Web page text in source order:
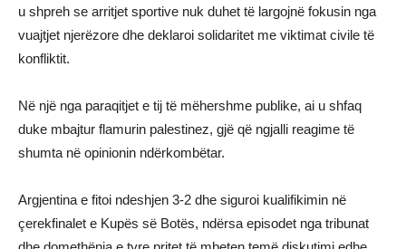
u shpreh se arritjet sportive nuk duhet të largojnë fokusin nga
vuajtjet njerëzore dhe deklaroi solidaritet me viktimat civile të
konfliktit.
Në një nga paraqitjet e tij të mëhershme publike, ai u shfaq
duke mbajtur flamurin palestinez, gjë që ngjalli reagime të
shumta në opinionin ndërkombëtar.
Argjentina e fitoi ndeshjen 3-2 dhe siguroi kualifikimin në
çerekfinalet e Kupës së Botës, ndërsa episodet nga tribunat